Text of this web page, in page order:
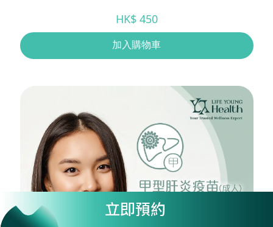
HK$ 450
加入購物車